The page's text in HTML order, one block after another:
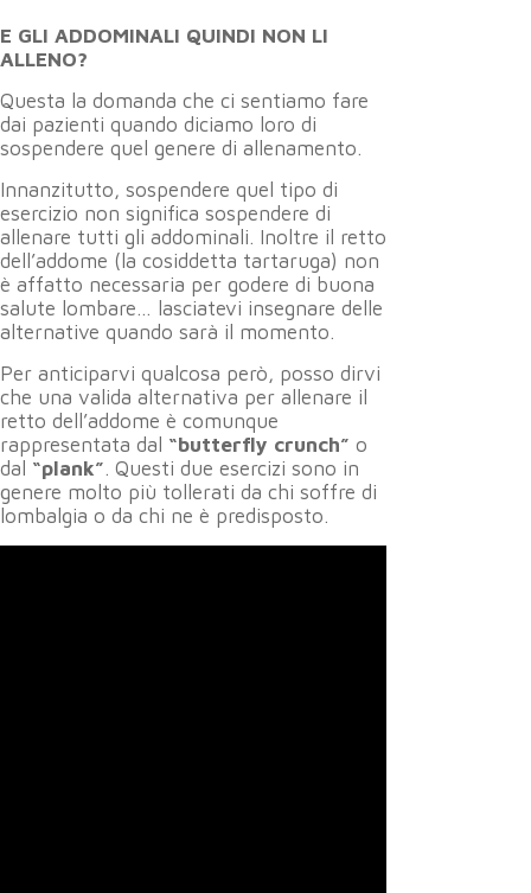
E GLI ADDOMINALI QUINDI NON LI
ALLENO?
Questa la domanda che ci sentiamo fare
dai pazienti quando diciamo loro di
sospendere quel genere di allenamento.
Innanzitutto, sospendere quel tipo di
esercizio non significa sospendere di
allenare tutti gli addominali. Inoltre il retto
dell’addome (la cosiddetta tartaruga) non
è affatto necessaria per godere di buona
salute lombare… lasciatevi insegnare delle
alternative quando sarà il momento.
Per anticiparvi qualcosa però, posso dirvi
che una valida alternativa per allenare il
retto dell’addome è comunque
rappresentata dal “butterfly crunch” o
dal “plank”. Questi due esercizi sono in
genere molto più tollerati da chi soffre di
lombalgia o da chi ne è predisposto.